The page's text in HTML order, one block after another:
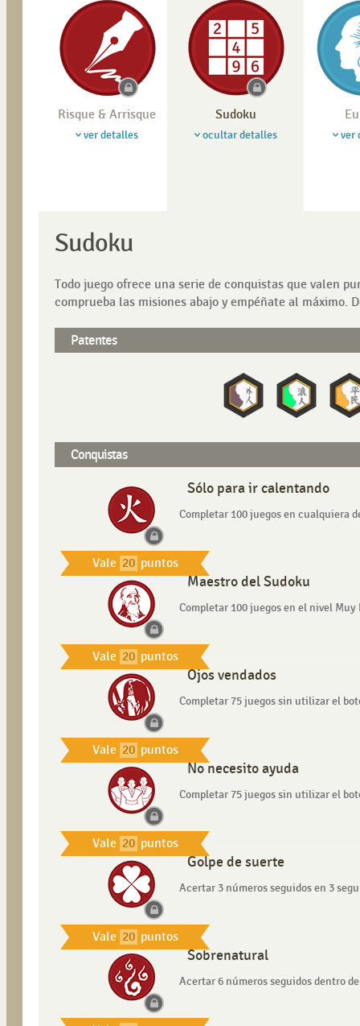
Risque & Arrisque
ver detalles
Sudoku
ocultar detalles ver
Sudoku
Todo juego ofrece una serie de conquistas que valen
comprueba las misiones abajo y empéñate al máximo.
Patentes
Conquistas
Vale 20 puntos
Sólo para ir calentando
Completar 100 juegos en cualquiera
Vale 20 puntos
Maestro del Sudoku
Completar 100 juegos en el nivel
Vale 20 puntos
Ojos vendados
Completar 75 juegos sin utilizar el
Vale 20 puntos
No necesito ayuda
Completar 75 juegos sin utilizar el
Vale 20 puntos
Golpe de suerte
Acertar 3 números seguidos en 3
Sobrenatural
Acertar 6 números seguidos dentro